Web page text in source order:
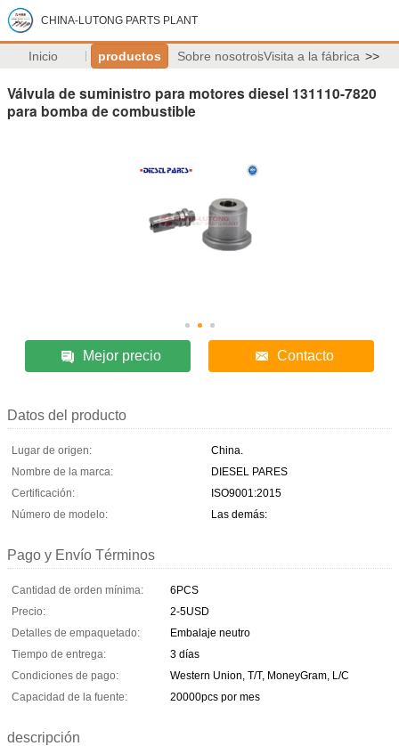
CHINA-LUTONG PARTS PLANT
Inicio productos Sobre nosotrosVisita a la fábrica >>
Válvula de suministro para motores diesel 131110-7820
para bomba de combustible
Mejor precio Contacto
Datos del producto
Lugar de origen:
China.
Nombre de la marca:
DIESEL PARES
Certificación:
ISO9001:2015
Número de modelo:
Las demás:
Pago y Envío Términos
Cantidad de orden mínima:
6PCS
Precio:
2-5USD
Detalles de empaquetado:
Embalaje neutro
Tiempo de entrega:
3 días
Condiciones de pago:
Western Union, T/T, MoneyGram, L/C
Capacidad de la fuente:
20000pcs por mes
descripción